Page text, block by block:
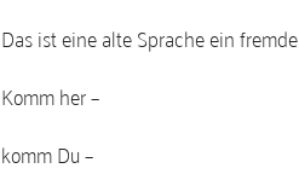
Das ist eine alte Sprache ein
Komm her –
komm Du –